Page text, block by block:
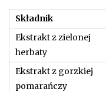
Składnik
Ekstrakt z zielonej
herbaty
Ekstrakt z gorzkiej
pomarańczy